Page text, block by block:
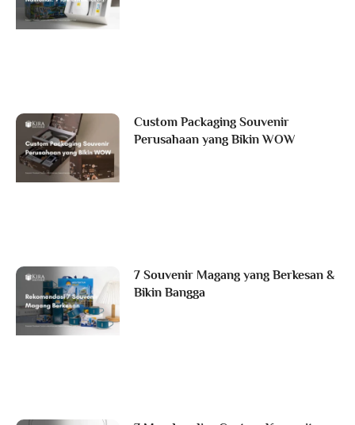
Custom Packaging Souvenir
Perusahaan yang Bikin WOW
7 Souvenir Magang yang Berkesan &
Bikin Bangga